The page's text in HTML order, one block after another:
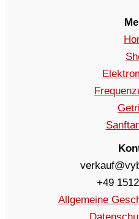
+49
Allgemeine